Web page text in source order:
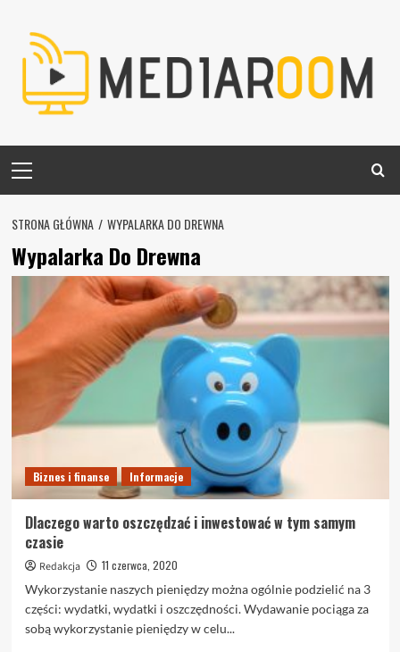
content
Menu
STRONA GŁÓWNA WYPALARKA DO DREWNA
Wypalarka Do Drewna
Biznes i finanse Informacje
Dlaczego warto oszczędzać i inwestować w tym samym
czasie
Redakcja
11 czerwca, 2020
Wykorzystanie naszych pieniędzy można ogólnie podzielić na 3
części: wydatki, wydatki i oszczędności. Wydawanie pociąga za
sobą wykorzystanie pieniędzy w celu...